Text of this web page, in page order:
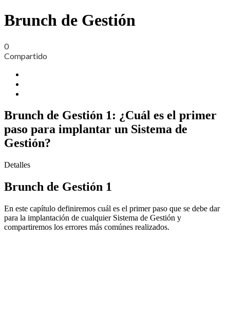
Brunch de Gestión
0
Compartido
Brunch de Gestión 1: ¿Cuál es el primer
paso para implantar un Sistema de
Gestión?
Detalles
Brunch de Gestión 1
En este capítulo definiremos cuál es el primer paso que se debe dar
para la implantación de cualquier Sistema de Gestión y
compartiremos los errores más comúnes realizados.